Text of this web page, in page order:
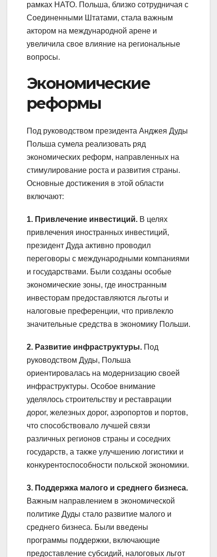
рамках НАТО. Польша, близко сотрудничая с
Соединенными Штатами, стала важным
актором на международной арене и
увеличила свое влияние на региональные
вопросы.
Экономические
реформы
Под руководством президента Анджея Дуды
Польша сумела реализовать ряд
экономических реформ, направленных на
стимулирование роста и развития страны.
Основные достижения в этой области
включают:
1. Привлечение инвестиций. В целях
привлечения иностранных инвестиций,
президент Дуда активно проводил
переговоры с международными компаниями
и государствами. Были созданы особые
экономические зоны, где иностранным
инвесторам предоставляются льготы и
налоговые преференции, что привлекло
значительные средства в экономику Польши.
2. Развитие инфраструктуры. Под
руководством Дуды, Польша
ориентировалась на модернизацию своей
инфраструктуры. Особое внимание
уделялось строительству и реставрации
дорог, железных дорог, аэропортов и портов,
что способствовало лучшей связи
различных регионов страны и соседних
государств, а также улучшению логистики и
конкурентоспособности польской экономики.
3. Поддержка малого и среднего бизнеса.
Важным направлением в экономической
политике Дуды стало развитие малого и
среднего бизнеса. Были введены
программы поддержки, включающие
предоставление субсидий, налоговых льгот